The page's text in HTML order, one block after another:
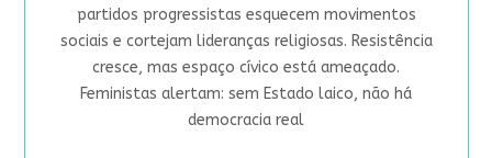
partidos progressistas esquecem movimentos
sociais e cortejam lideranças religiosas. Resistência
cresce, mas espaço cívico está ameaçado.
Feministas alertam: sem Estado laico, não há
democracia real